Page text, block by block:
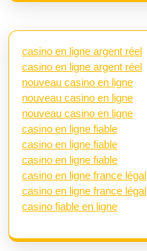
casino en ligne argent réel
casino en ligne argent réel
nouveau casino en ligne
nouveau casino en ligne
nouveau casino en ligne
casino en ligne fiable
casino en ligne fiable
casino en ligne fiable
casino en ligne france légal
casino en ligne france légal
casino fiable en ligne